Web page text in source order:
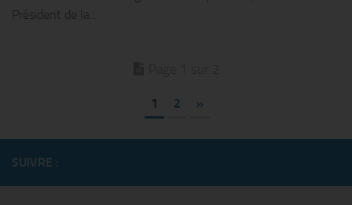
Président de la...
1 2 »
SUIVRE :